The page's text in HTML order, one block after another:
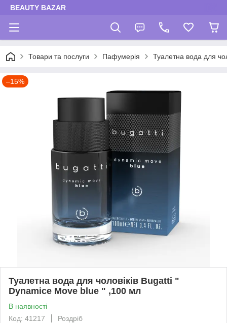
BEAUTY BAZAR
Товари та послуги Пафумерія Туалетна вода для
–15%
Туалетна вода для чоловіків Bugatti "
Dynamice Move blue " ,100 мл
В наявності
Код: 41217
Роздріб